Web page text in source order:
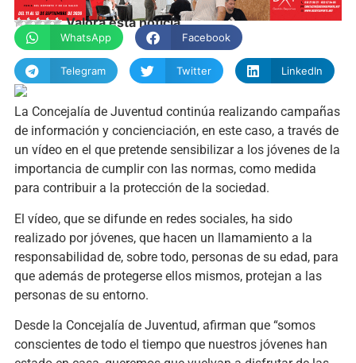
Valora esta noticia
WhatsApp Facebook
Telegram Twitter LinkedIn
La Concejalía de Juventud continúa realizando campañas
de información y concienciación, en este caso, a través de
un vídeo en el que pretende sensibilizar a los jóvenes de la
importancia de cumplir con las normas, como medida
para contribuir a la protección de la sociedad.
El vídeo, que se difunde en redes sociales, ha sido
realizado por jóvenes, que hacen un llamamiento a la
responsabilidad de, sobre todo, personas de su edad, para
que además de protegerse ellos mismos, protejan a las
personas de su entorno.
Desde la Concejalía de Juventud, afirman que “somos
conscientes de todo el tiempo que nuestros jóvenes han